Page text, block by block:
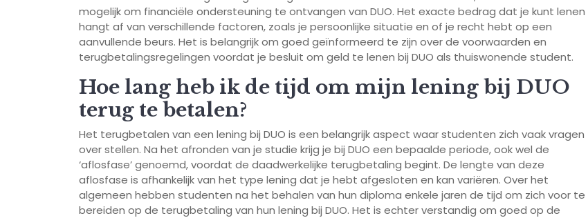
mogelijk om financiële ondersteuning te ontvangen van DUO. Het exacte bedrag dat je kunt lenen
hangt af van verschillende factoren, zoals je persoonlijke situatie en of je recht hebt op een
aanvullende beurs. Het is belangrijk om goed geïnformeerd te zijn over de voorwaarden en
terugbetalingsregelingen voordat je besluit om geld te lenen bij DUO als thuiswonende student.
Hoe lang heb ik de tijd om mijn lening bij DUO
terug te betalen?
Het terugbetalen van een lening bij DUO is een belangrijk aspect waar studenten zich vaak vragen
over stellen. Na het afronden van je studie krijg je bij DUO een bepaalde periode, ook wel de
‘aflosfase’ genoemd, voordat de daadwerkelijke terugbetaling begint. De lengte van deze
aflosfase is afhankelijk van het type lening dat je hebt afgesloten en kan variëren. Over het
algemeen hebben studenten na het behalen van hun diploma enkele jaren de tijd om zich voor te
bereiden op de terugbetaling van hun lening bij DUO. Het is echter verstandig om goed op de